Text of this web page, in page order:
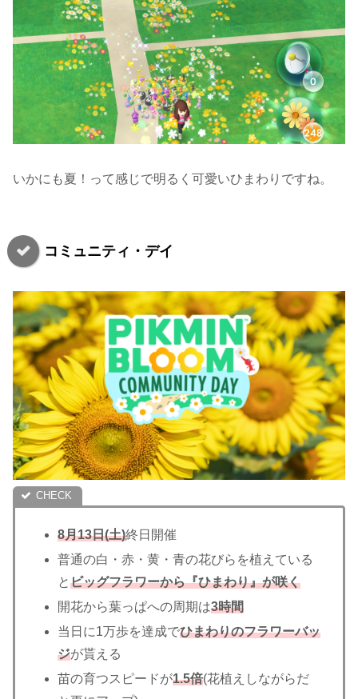
いかにも夏！って感じで明るく可愛いひまわりですね。
コミュニティ・デイ
8月13日(土)終日開催
普通の白・赤・黄・青の花びらを植えている
とビッグフラワーから『ひまわり』が咲く
開花から葉っぱへの周期は3時間
当日に1万歩を達成でひまわりのフラワーバッ
ジが貰える
苗の育つスピードが1.5倍(花植えしながらだ